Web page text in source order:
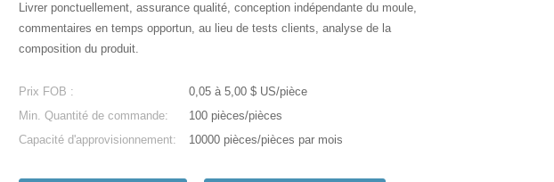
Livrer ponctuellement, assurance qualité, conception indépendante du moule,
commentaires en temps opportun, au lieu de tests clients, analyse de la
composition du produit.
Prix ​​FOB :
0,05 à 5,00 $ US/pièce
Min. Quantité de commande:
100 pièces/pièces
Capacité d'approvisionnement:
10000 pièces/pièces par mois